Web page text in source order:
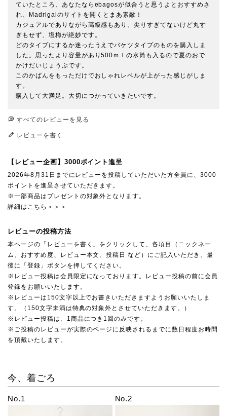
ていたところ、あなたならebagosが似合うと思うよとおすすめさ
れ、Madrigalのサイトを開くとまあ素敵！
カジュアルでありながら高級感もあり、尖りすぎてないけど丸す
ぎもせず、塩梅が絶妙です。
どのタイプにするか迷ったうえでバケツタイプのものを購入しま
した。思ったより容量があり500ｍｌの水筒も入るので夏のおで
かけだいじょうぶです。
このかばんをもっただけでおしゃれレベルが上がった感じがしま
す。
すべてのレビューを見る
レビューを書く
【レビュー企画】3000ポイント進呈
2026年8月31日までにレビューを投稿していただいた方全員に、3000
ポイントを進呈させていただきます。
※一部商品はプレゼントの対象外となります。
詳細はこちら＞＞＞
レビューの投稿方法
本ページの「レビューを書く」をクリックして、各項目（ニックネー
ム、おすすめ度、レビュー本文、投稿日 など）にご記入いただき、最
後に「登録」ボタンを押してください。
※レビュー投稿は会員限定になっております。レビュー投稿の前に会員
登録をお願いいたします。
※レビューは150文字以上でお書きいただきますようお願いいたしま
す。（150文字未満は特典の対象外とさせていただきます。）
※レビュー投稿は、1商品につき1回のみです。
※ご投稿のレビューが実際のページに反映されるまでに数日程度お時間
を頂戴いたします。
今、着ごろ
No.1 No.2